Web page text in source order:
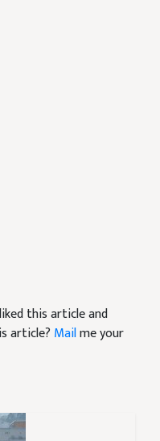
this article and
article? Mailme your